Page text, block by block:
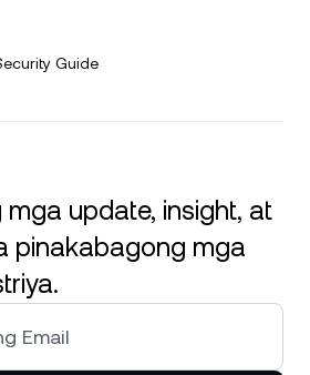
Guide
update, insight, at
pinakabagong mga